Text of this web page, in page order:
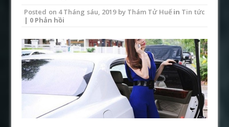
Posted on 4 Tháng sáu, 2019by Thám Tử Huếin Tin tức
| 0 Phản hồi